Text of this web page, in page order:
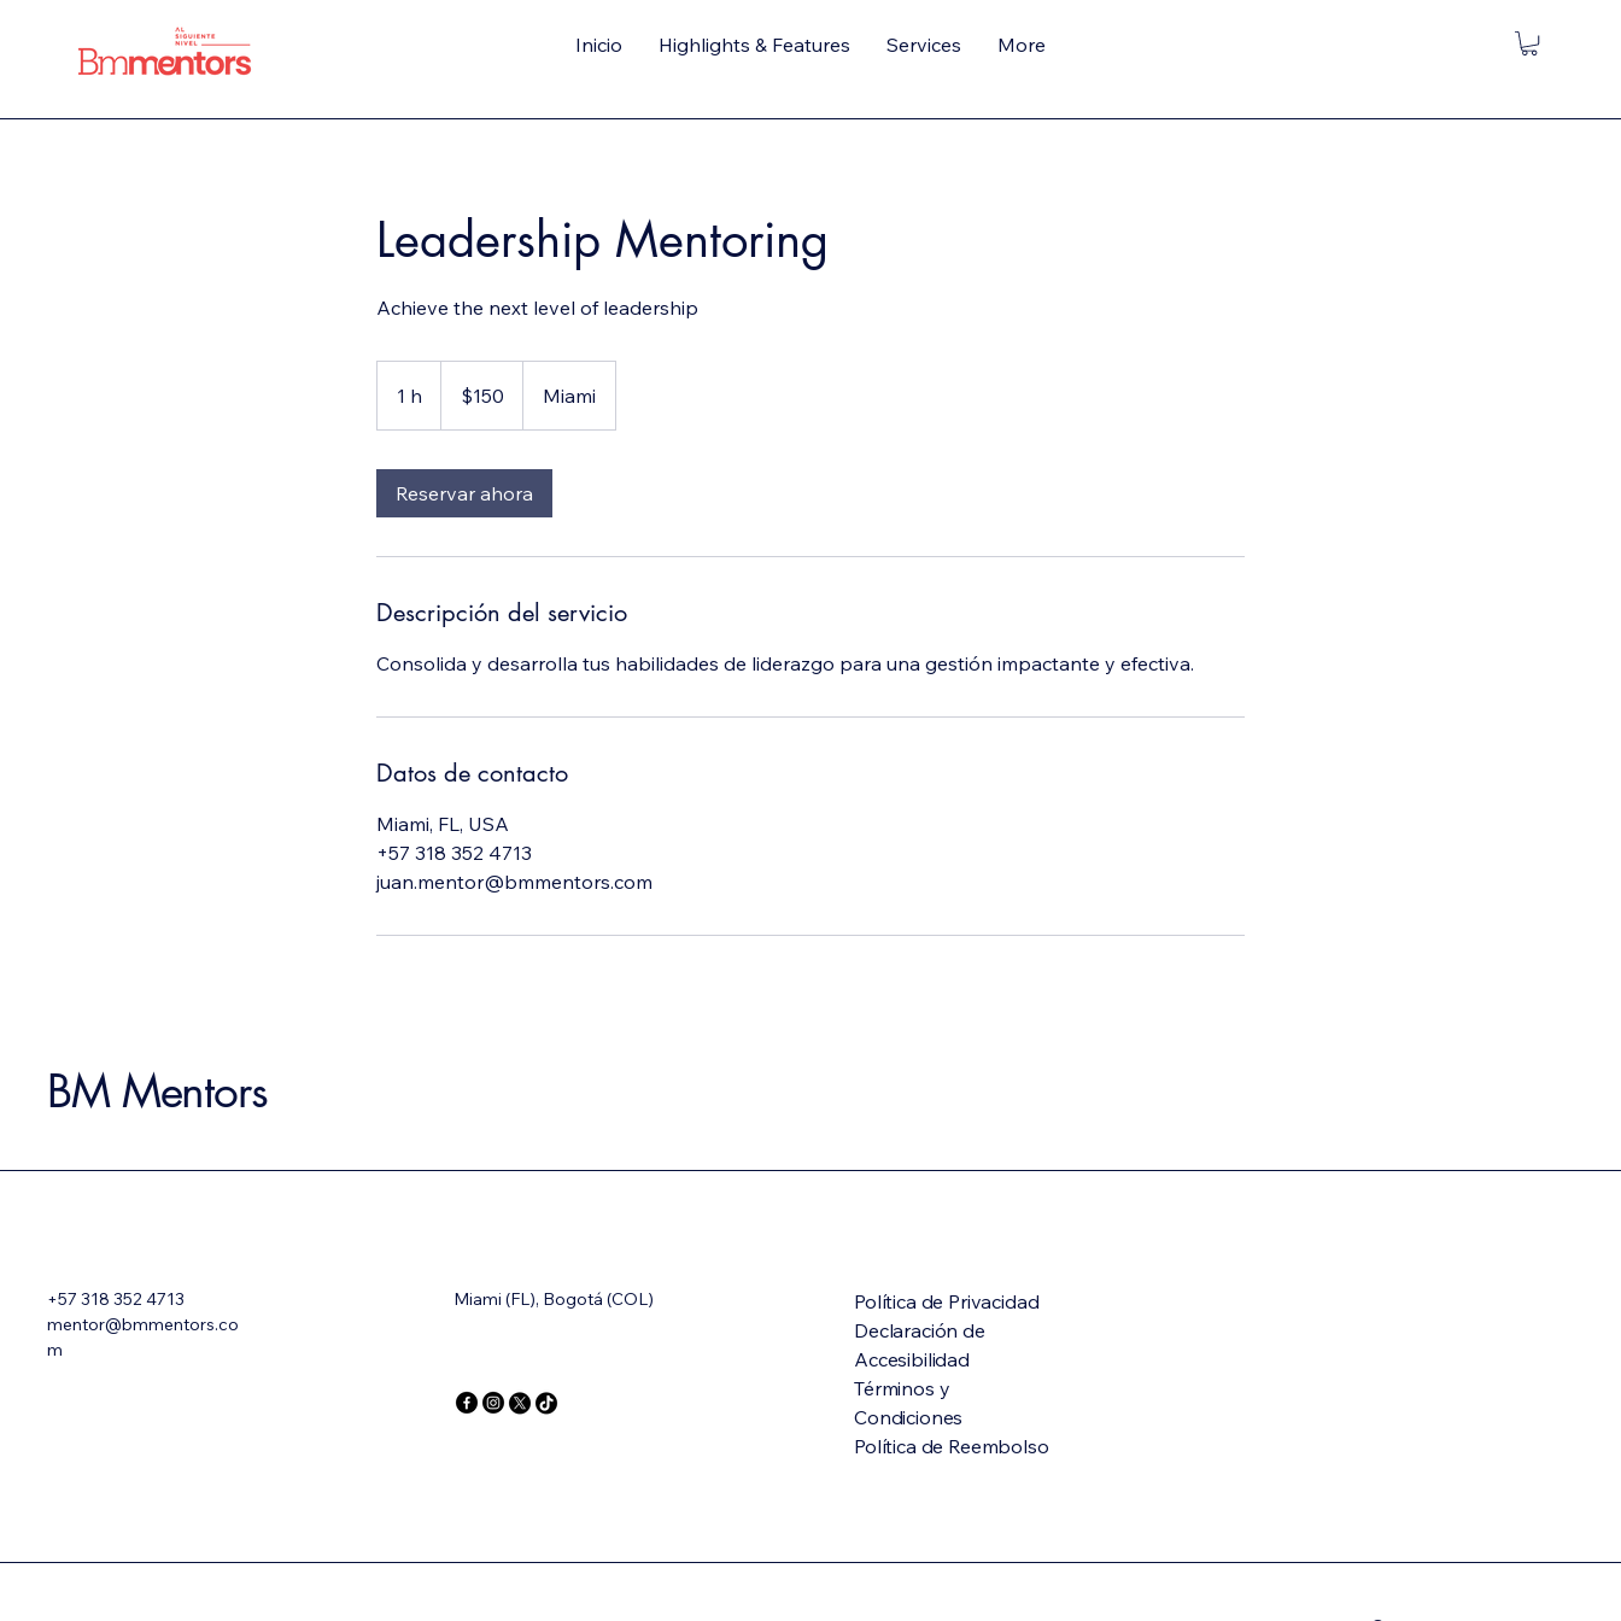
Inicio Highlights & Features Services More
Leadership Mentoring
Achieve the next level of leadership
1 h
estadounidenses
$150 Miami
Reservar ahora
Descripción del servicio
Consolida y desarrolla tus habilidades de liderazgo para una gestión impactante y efectiva.
Datos de contacto
Miami, FL, USA
+57 318 352 4713
juan.mentor@bmmentors.com
BM Mentors
+57 318 352 4713
mentor@bmmentors.co
m
Miami (FL), Bogotá (COL)
Política de Privacidad
Declaración de
Accesibilidad
Términos y
Condiciones
Política de Reembolso